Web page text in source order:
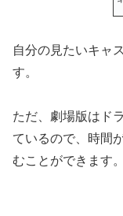
自分の見たいキャ
す。
ただ、劇場版はド
ているので、時間
むことができます。